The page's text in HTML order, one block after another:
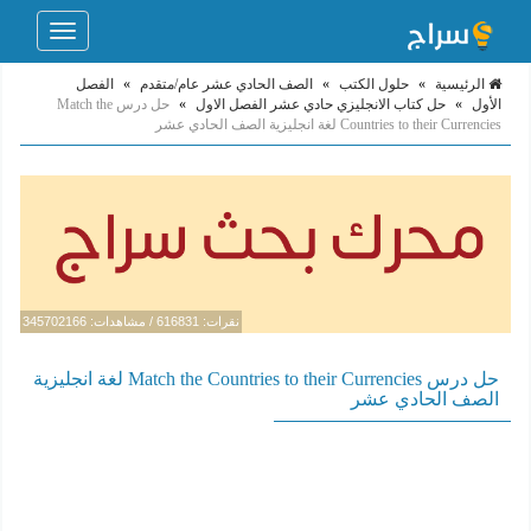
Toggle
الرئيسية » حلول الكتب » الصف الحادي عشر عام/متقدم »
الفصل
الأول » حل كتاب الانجليزي حادي عشر الفصل الاول »
حل درس Match the
Countries to their Currencies لغة انجليزية الصف الحادي عشر
نقرات: 616831 / مشاهدات: 345702166
حل درس Match the Countries to their Currencies لغة انجليزية
الصف الحادي عشر